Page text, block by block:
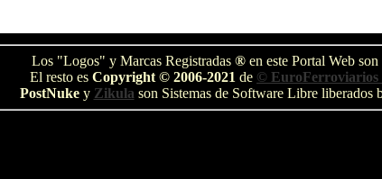
Los "Logos" y Marcas Registradas ®en este Portal Web son
El resto es Copyright © 2006-2021 de ©
PostNukey Zikula son Sistemas de Software Libre liberados